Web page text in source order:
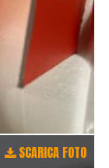
SCARICA FOTO